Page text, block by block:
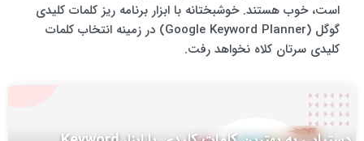
است، خوب هستند. خوشبختانه با ابزار برنامه ریز کلمات کلیدی
گوگل (Google Keyword Planner) در زمینه انتخاب کلمات
کلیدی سرتان کلاه نخواهد رفت.